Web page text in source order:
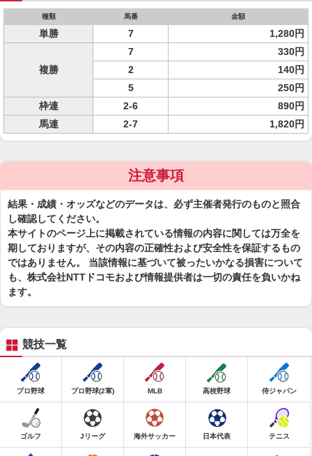
種類 馬番 金額
単勝 7 1,280円
複勝
7
330円
2
140円
5
250円
枠連
2-6
890円
馬連
2-7 1,820円
注意事項
結果・成績・オッズなどのデータは、必ず主催者発行のものと照合
し確認してください。
本サイトのページ上に掲載されている情報の内容に関しては万全を
期しておりますが、その内容の正確性および安全性を保証するもの
ではありません。 当該情報に基づいて被ったいかなる損害について
も、株式会社NTTドコモおよび情報提供者は一切の責任を負いかね
ます。
競技一覧
プロ野球 プロ野球(2軍) MLB 高校野球 侍ジャパン
ゴルフ Jリーグ 海外サッカー 日本代表 テニス